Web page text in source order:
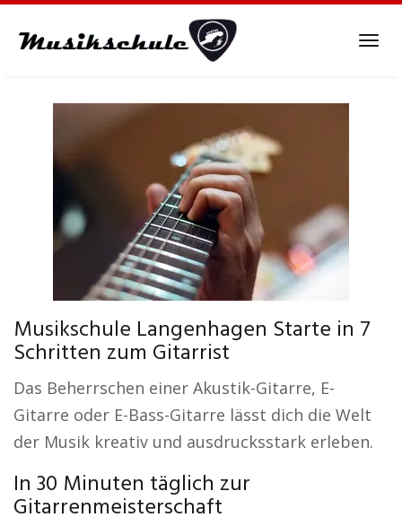
Musikschule Langenhagen Starte in 7
Schritten zum Gitarrist
Das Beherrschen einer Akustik-Gitarre, E-
Gitarre oder E-Bass-Gitarre lässt dich die Welt
der Musik kreativ und ausdrucksstark erleben.
In 30 Minuten täglich zur
Gitarrenmeisterschaft